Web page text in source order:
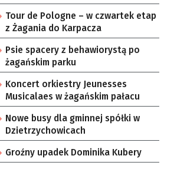
Tour de Pologne – w czwartek etap
z Żagania do Karpacza
Psie spacery z behawiorystą po
żagańskim parku
Koncert orkiestry Jeunesses
Musicalaes w żagańskim pałacu
Nowe busy dla gminnej spółki w
Dzietrzychowicach
Groźny upadek Dominika Kubery